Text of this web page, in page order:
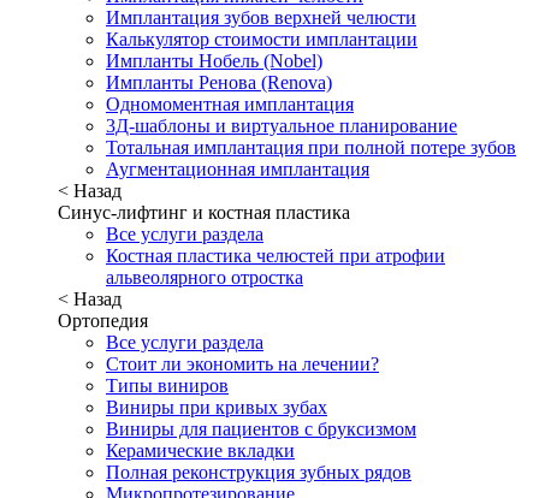
Имплантация зубов верхней челюсти
Калькулятор стоимости имплантации
Импланты Нобель (Nobel)
Импланты Ренова (Renova)
Одномоментная имплантация
3Д-шаблоны и виртуальное планирование
Тотальная имплантация при полной потере зубов
Аугментационная имплантация
< Назад
Синус-лифтинг и костная пластика
Все услуги раздела
Костная пластика челюстей при атрофии
альвеолярного отростка
< Назад
Ортопедия
Все услуги раздела
Стоит ли экономить на лечении?
Типы виниров
Виниры при кривых зубах
Виниры для пациентов с бруксизмом
Керамические вкладки
Полная реконструкция зубных рядов
Микропротезирование